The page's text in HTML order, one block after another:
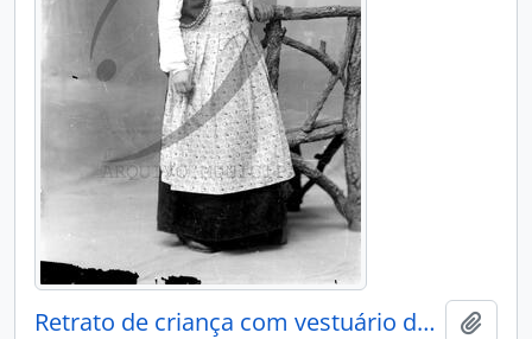
Retrato de criança com vestuário de fantasia